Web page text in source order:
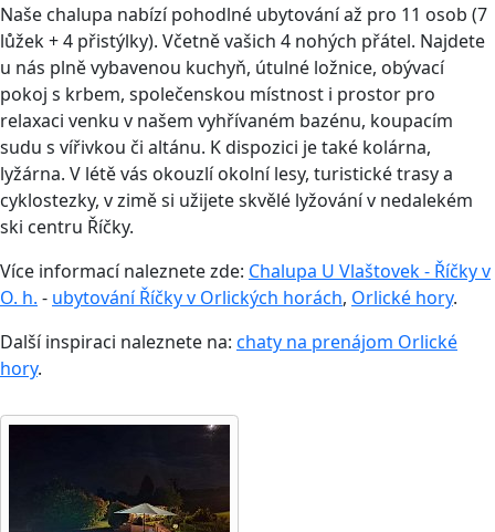
Naše chalupa nabízí pohodlné ubytování až pro 11 osob (7
lůžek + 4 přistýlky). Včetně vašich 4 nohých přátel. Najdete
u nás plně vybavenou kuchyň, útulné ložnice, obývací
pokoj s krbem, společenskou místnost i prostor pro
relaxaci venku v našem vyhřívaném bazénu, koupacím
sudu s vířivkou či altánu. K dispozici je také kolárna,
lyžárna. V létě vás okouzlí okolní lesy, turistické trasy a
cyklostezky, v zimě si užijete skvělé lyžování v nedalekém
ski centru Říčky.
Více informací naleznete zde: Chalupa U Vlaštovek - Říčky v
O. h. - ubytování Říčky v Orlických horách, Orlické hory.
Další inspiraci naleznete na: chaty na prenájom Orlické
hory.